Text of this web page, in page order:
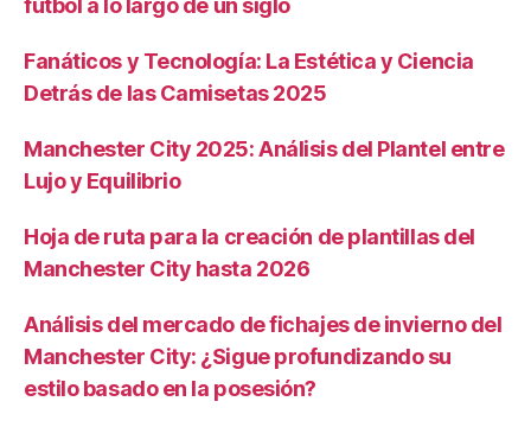
fútbol a lo largo de un siglo
Fanáticos y Tecnología: La Estética y Ciencia
Detrás de las Camisetas 2025
Manchester City 2025: Análisis del Plantel entre
Lujo y Equilibrio
Hoja de ruta para la creación de plantillas del
Manchester City hasta 2026
Análisis del mercado de fichajes de invierno del
Manchester City: ¿Sigue profundizando su
estilo basado en la posesión?